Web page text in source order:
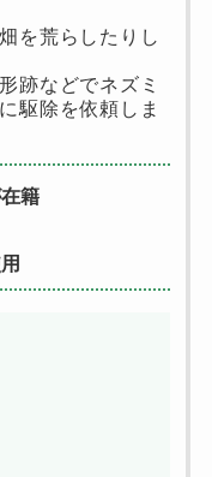
を荒らしたりし
跡などでネズミ
駆除を依頼しま
籍